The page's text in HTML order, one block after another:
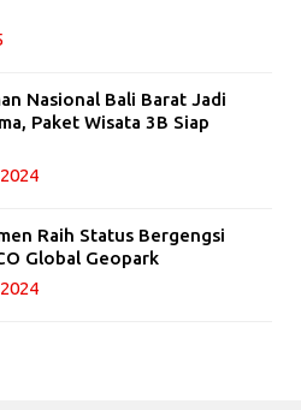
Nasional Bali Barat Jadi
Paket Wisata 3B Siap
Raih Status Bergengsi
Global Geopark